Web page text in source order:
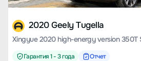
2020 Geely Tugella
Xingyue 2020 high-energy version 350T
Гарантия 1 - 3 года Отчет